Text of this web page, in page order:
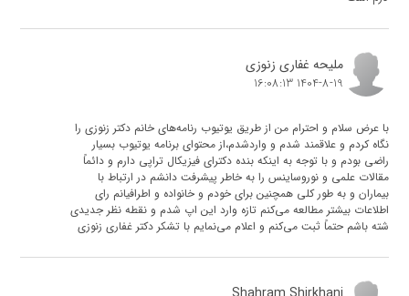
ملیحه غفاری زنوزی
1404-8-19 16:08:13
با عرض سلام و احترام من از طریق یوتیوب رنامه‌های خانم دکتر زنوزی را
نگاه کردم و علاقمند شدم و واردشدم،از محتوای برنامه یوتیوب بسیار
راضی بودم و با توجه به اینکه بنده دکترای فیزیکال تراپی دارم و دائماً
مقالات علمی و نوروساینس را به خاطر پیشرفت دانشم در ارتباط با
بیماران و به طور کلی همچنین برای خودم و خانواده و اطرافیانم رای
اطلاعات بیشتر مطالعه می‌کنم تازه وارد این اپ شدم و نقطه نظر جدیدی
شته باشم حتماً ثبت می‌کنم و اعلام می‌نمایم با تشکر دکتر غفاری زنوزی